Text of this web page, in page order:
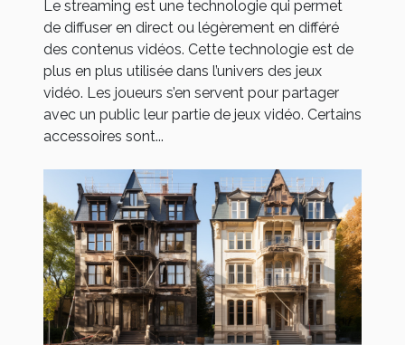
Le streaming est une technologie qui permet
de diffuser en direct ou légèrement en différé
des contenus vidéos. Cette technologie est de
plus en plus utilisée dans l’univers des jeux
vidéo. Les joueurs s’en servent pour partager
avec un public leur partie de jeux vidéo. Certains
accessoires sont...